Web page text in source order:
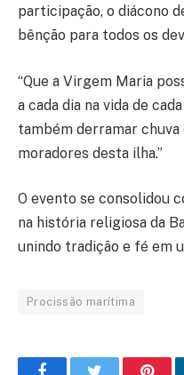
participação, o diácono
bênção para todos os
“Que a Virgem Maria
a cada dia na vida de
também derramar
moradores desta ilha.”
O evento se consolidou
na história religiosa da
unindo tradição e fé em
Procissão marítima